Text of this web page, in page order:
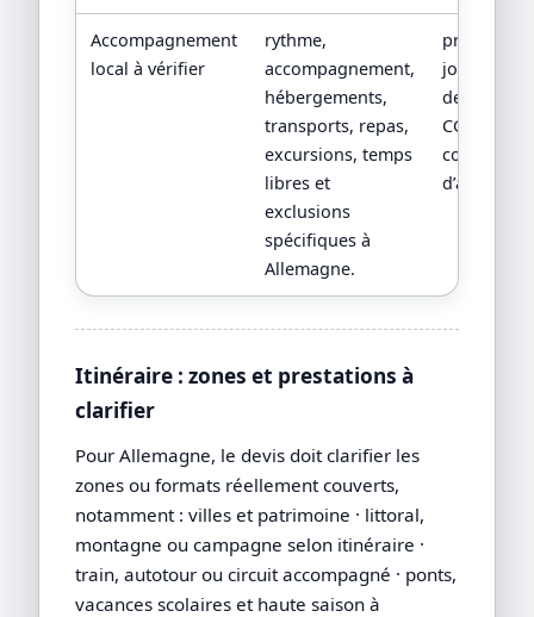
Accompagnement
local à vérifier
rythme,
accompagnement,
hébergements,
transports, repas,
excursions, temps
libres et
exclusions
spécifiques à
Allemagne.
jour par
devis
CGV/CPV et
conditions
Itinéraire : zones et prestations à
clarifier
Pour Allemagne, le devis doit clarifier les
zones ou formats réellement couverts,
notamment : villes et patrimoine · littoral,
montagne ou campagne selon itinéraire ·
train, autotour ou circuit accompagné · ponts,
vacances scolaires et haute saison à